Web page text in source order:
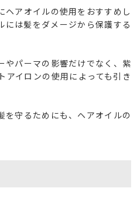
ヘアオイルの使用をおすすめし
には髪をダメージから保護する
やパーマの影響だけでなく、紫
アイロンの使用によっても引き
を守るためにも、ヘアオイルの